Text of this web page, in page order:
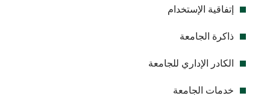
إتفاقية الإستخدام
ذاكرة الجامعة
الكادر الإداري للجامعة
خدمات الجامعة